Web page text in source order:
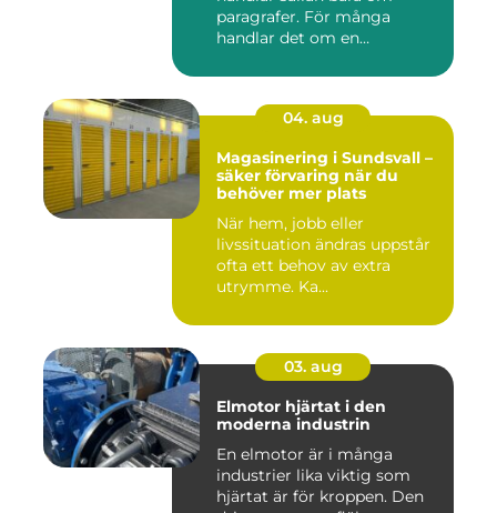
paragrafer. För många
handlar det om en
04. aug
Magasinering i Sundsvall –
säker förvaring när du
behöver mer plats
När hem, jobb eller
livssituation ändras uppstår
ofta ett behov av extra
utrymme. Ka...
03. aug
Elmotor hjärtat i den
moderna industrin
En elmotor är i många
industrier lika viktig som
hjärtat är för kroppen. Den